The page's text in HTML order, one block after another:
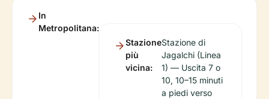
In
Metropolitana:
Stazione
più
vicina:
Stazione di
Jagalchi (Linea
1) — Uscita 7 o
10, 10–15 minuti
a piedi verso